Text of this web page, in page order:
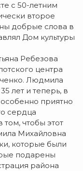
с 50-летним
второе
добрые слова в
Дом культуры
Ребезова
центра
Людмила
лет и теперь, в
приятно
сердца
том, чтобы этот
Михайловна
которые были
подарены
района